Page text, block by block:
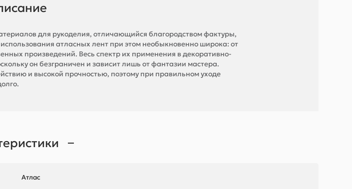
для рукоделия, отличающийся благородством фактуры,
атласных лент при этом необыкновенно широка: от
произведений. Весь спектр их применения в декоративно-
он безграничен и зависит лишь от фантазии мастера.
и высокой прочностью, поэтому при правильном уходе
Атлас